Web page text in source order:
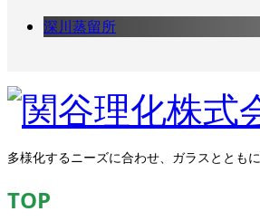
深川蒸留所
多様化するニーズに合わせ、ガラスとともに
TOP